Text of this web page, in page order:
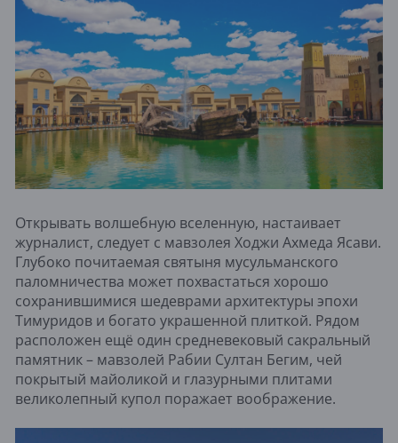
Открывать волшебную вселенную, настаивает
журналист, следует с мавзолея Ходжи Ахмеда Ясави.
Глубоко почитаемая святыня мусульманского
паломничества может похвастаться хорошо
сохранившимися шедеврами архитектуры эпохи
Тимуридов и богато украшенной плиткой. Рядом
расположен ещё один средневековый сакральный
памятник – мавзолей Рабии Султан Бегим, чей
покрытый майоликой и глазурными плитами
великолепный купол поражает воображение.